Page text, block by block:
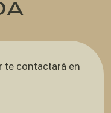
te contactará en